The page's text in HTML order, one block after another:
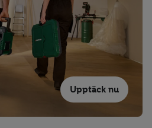
Upptäck nu